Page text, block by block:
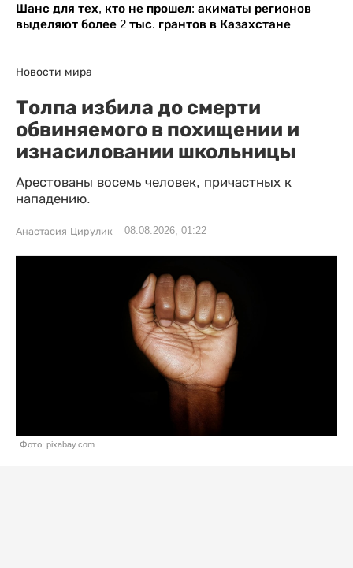
Шанс для тех, кто не прошел: акиматы регионов
выделяют более 2 тыс. грантов в Казахстане
Новости мира
Толпа избила до смерти
обвиняемого в похищении и
изнасиловании школьницы
Арестованы восемь человек, причастных к
нападению.
Анастасия Цирулик 08.08.2026, 01:22
Фото: pixabay.com